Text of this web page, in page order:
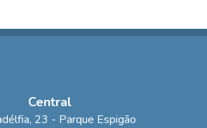
Central
, 23 - Parque Espigão